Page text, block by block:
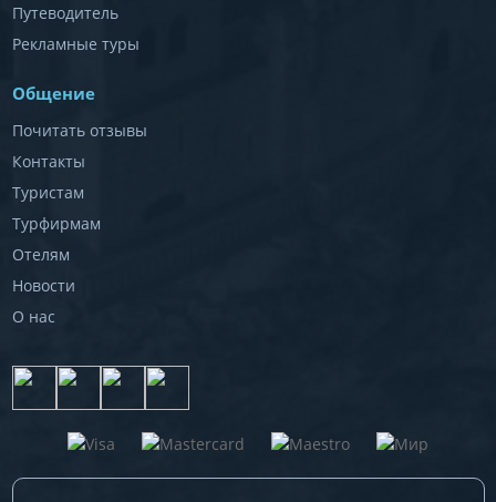
Путеводитель
Рекламные туры
Общение
Почитать отзывы
Контакты
Туристам
Турфирмам
Отелям
Новости
О нас